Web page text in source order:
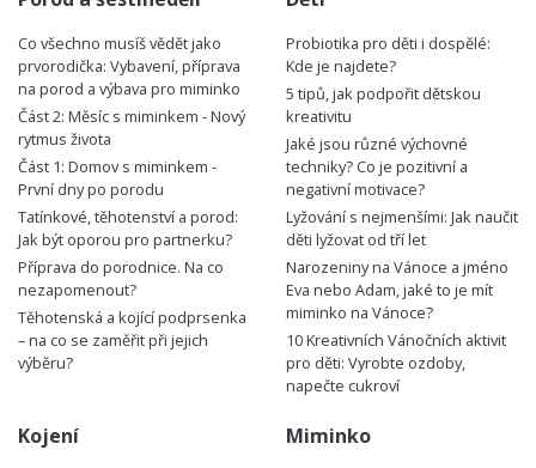
Co všechno musíš vědět jako
prvorodička: Vybavení, příprava
na porod a výbava pro miminko
Část 2: Měsíc s miminkem - Nový
rytmus života
Část 1: Domov s miminkem -
První dny po porodu
Tatínkové, těhotenství a porod:
Jak být oporou pro partnerku?
Příprava do porodnice. Na co
nezapomenout?
Těhotenská a kojící podprsenka
– na co se zaměřit při jejich
výběru?
Probiotika pro děti i dospělé:
Kde je najdete?
5 tipů, jak podpořit dětskou
kreativitu
Jaké jsou různé výchovné
techniky? Co je pozitivní a
negativní motivace?
Lyžování s nejmenšími: Jak naučit
děti lyžovat od tří let
Narozeniny na Vánoce a jméno
Eva nebo Adam, jaké to je mít
miminko na Vánoce?
10 Kreativních Vánočních aktivit
pro děti: Vyrobte ozdoby,
napečte cukroví
Kojení Miminko